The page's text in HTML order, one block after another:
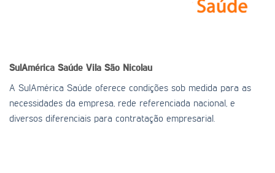
SulAmérica Saúde Vila São Nicolau
A SulAmérica Saúde oferece condições sob medida para as
necessidades da empresa, rede referenciada nacional, e
diversos diferenciais para contratação empresarial.